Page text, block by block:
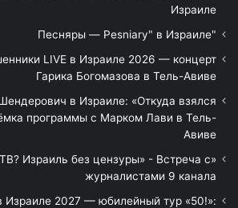
Израиле
"Песняры — Pesniary" в Израиле
LIVE в Израиле 2026 — концерт
Гарика Богомазова в Тель-Авиве
в Израиле: «Откуда взялся
программы с Марком Лави в Тель-
Авиве
Израиль без цензуры» - Встреча с
журналистами 9 канала
Израиле 2027 — юбилейный тур «50!»: